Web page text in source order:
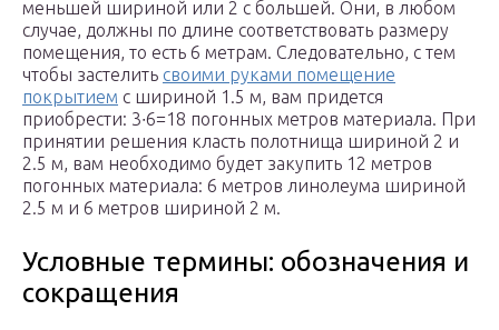
меньшей шириной или 2 с большей. Они, в любом
случае, должны по длине соответствовать размеру
помещения, то есть 6 метрам. Следовательно, с тем
чтобы застелить своими руками помещение
покрытием с шириной 1.5 м, вам придется
приобрести: 3∙6=18 погонных метров материала. При
принятии решения класть полотнища шириной 2 и
2.5 м, вам необходимо будет закупить 12 метров
погонных материала: 6 метров линолеума шириной
2.5 м и 6 метров шириной 2 м.
Условные термины: обозначения и
сокращения